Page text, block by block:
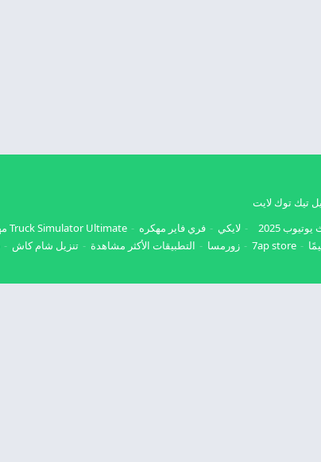
تيك توك لايت
2025
لايكي فري فاير مهكره Truck Simulator Ultimate مهكره
7ap store زورمسا التطبيقات الأكثر مشاهدة تنزيل شام كاش